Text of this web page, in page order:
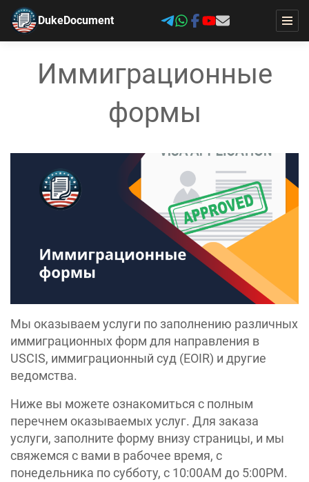
DukeDocument
Иммиграционные
формы
Мы оказываем услуги по заполнению различных
иммиграционных форм для направления в
USCIS, иммиграционный суд (EOIR) и другие
ведомства.
Ниже вы можете ознакомиться с полным
перечнем оказываемых услуг. Для заказа
услуги, заполните форму внизу страницы, и мы
свяжемся с вами в рабочее время, с
понедельника по субботу, с 10:00AM до 5:00PM.